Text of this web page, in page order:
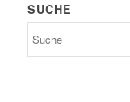
SUCHE